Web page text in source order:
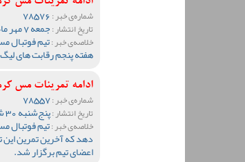
شماره‌ی خبر :
تاریخ انتشار :جمعه 7 مهر ماه 1402 ساعت 19:47
خلاصه‌ی خبر :تیم فوتبال
هفته پنجم رقابت های
ادامه تمرینات مس
شماره‌ی خبر :78557
تاریخ انتشار :پنج‌شنبه 30 شهریور ماه 1402 ساعت 13:08
خلاصه‌ی خبر :تیم فوتبال
دهد که آخرین تمرین این
اعضای تیم برگزار شد.